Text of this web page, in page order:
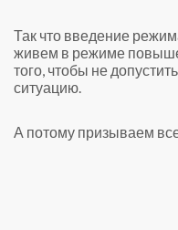
Так что введение
живем в режиме
того, чтобы не
ситуацию.
А потому призываем